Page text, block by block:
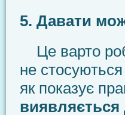
5. Давати
Це варто
не
як показує